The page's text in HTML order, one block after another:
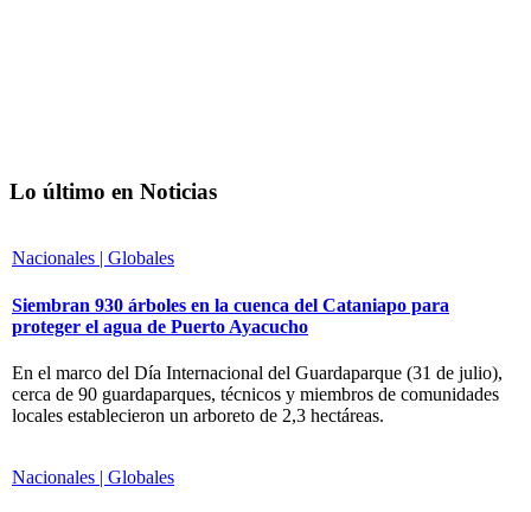
Lo último en Noticias
Nacionales | Globales
Siembran 930 árboles en la cuenca del Cataniapo para
proteger el agua de Puerto Ayacucho
En el marco del Día Internacional del Guardaparque (31 de julio),
cerca de 90 guardaparques, técnicos y miembros de comunidades
locales establecieron un arboreto de 2,3 hectáreas.
Nacionales | Globales